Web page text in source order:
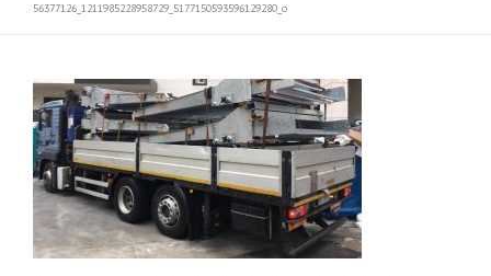
56377126_1211985228958729_5177150593596129280_o